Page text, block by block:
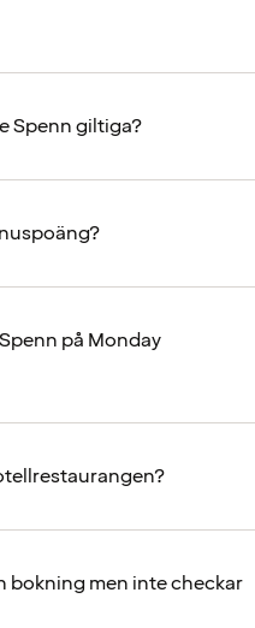
Spenn giltiga?
på Monday
bokning men inte checkar